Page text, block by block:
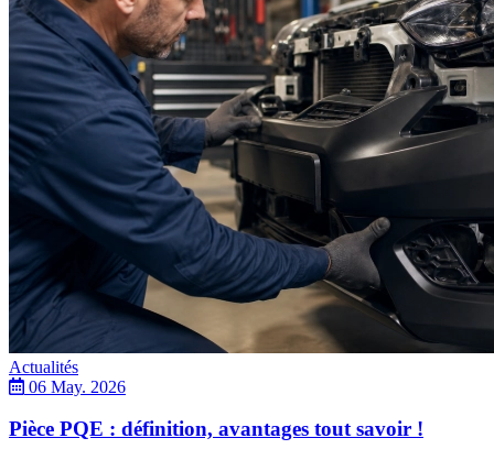
Actualités
06 May. 2026
Pièce PQE : définition, avantages tout savoir !